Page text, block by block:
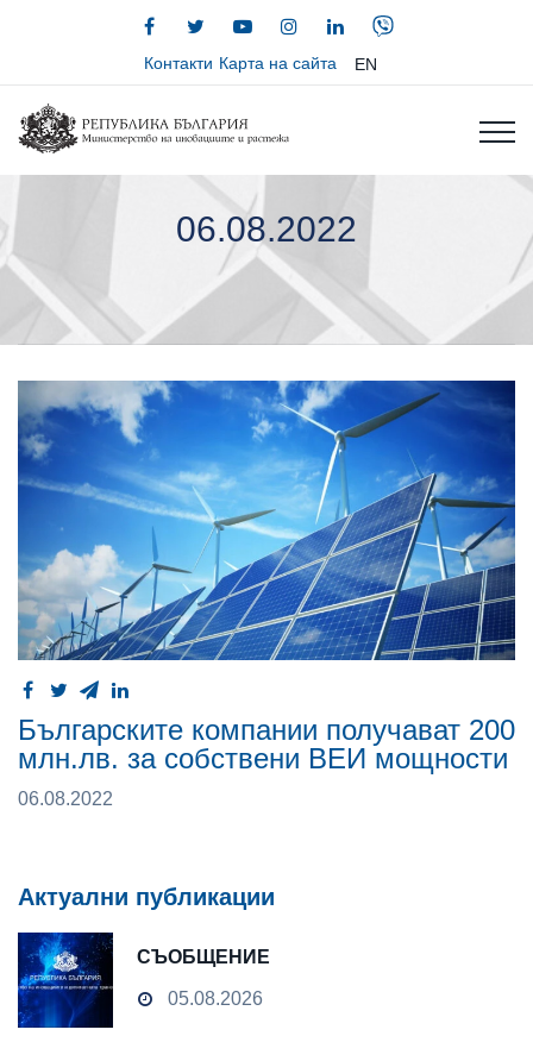
Контакти Карта на сайта EN
06.08.2022
Българските компании получават 200
млн.лв. за собствени ВЕИ мощности
06.08.2022
Актуални публикации
СЪОБЩЕНИЕ
05.08.2026